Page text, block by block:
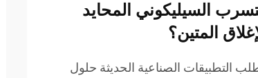
السيليكوني المحايد
المتين؟
التطبيقات الصناعية الحديثة حلول